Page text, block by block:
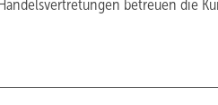
betreuen die